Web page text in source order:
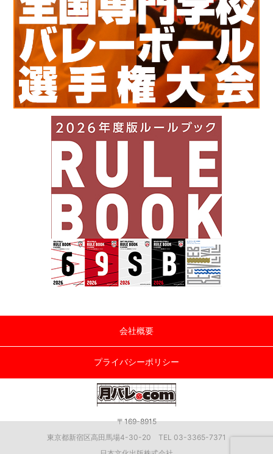
会社概要
プライバシーポリシー
〒169-8915
東京都新宿区高田馬場4-30-20 TEL 03-3365-7371